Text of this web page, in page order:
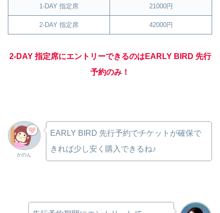
1-DAY 指定席 21000円
2-DAY 指定席 42000円
2-DAY 指定席にエントリーできるのはEARLY BIRD 先行
予約のみ！
かのん
EARLY BIRD 先行予約でチケットが確保で
きれば少し安く購入できるね♪